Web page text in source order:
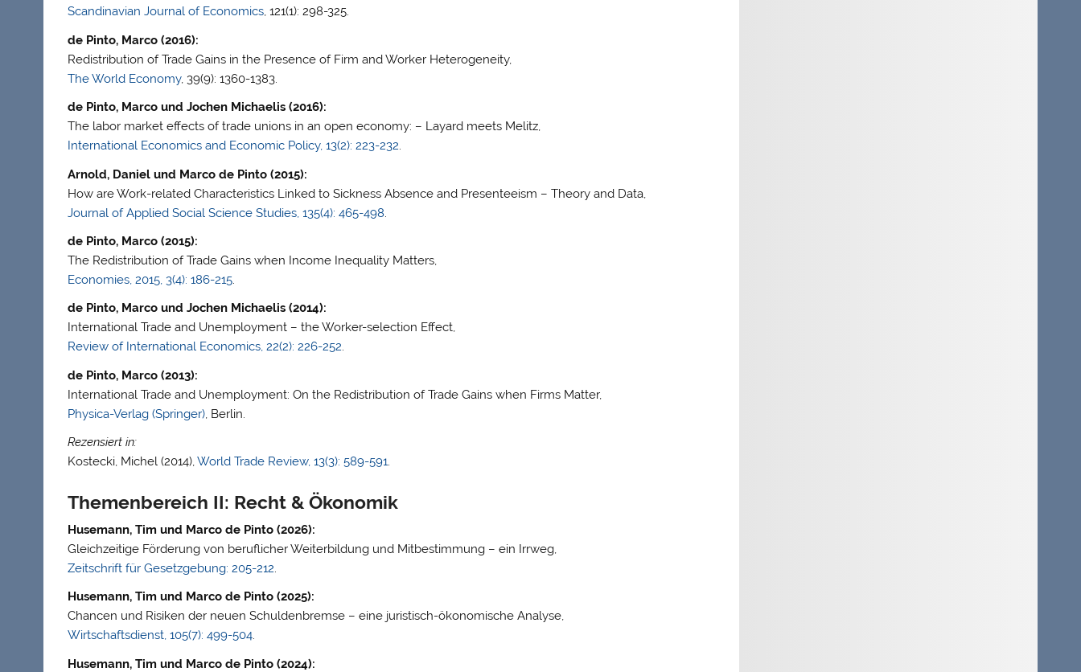
Scandinavian Journal of Economics, 121(1): 298-325.
de Pinto, Marco (2016):
Redistribution of Trade Gains in the Presence of Firm and Worker Heterogeneity,
The World Economy, 39(9): 1360-1383.
de Pinto, Marco und Jochen Michaelis (2016):
The labor market effects of trade unions in an open economy: – Layard meets Melitz,
International Economics and Economic Policy, 13(2): 223-232.
Arnold, Daniel und Marco de Pinto (2015):
How are Work-related Characteristics Linked to Sickness Absence and Presenteeism – Theory and Data,
Journal of Applied Social Science Studies, 135(4): 465-498.
de Pinto, Marco (2015):
The Redistribution of Trade Gains when Income Inequality Matters,
Economies, 2015, 3(4): 186-215.
de Pinto, Marco und Jochen Michaelis (2014):
International Trade and Unemployment – the Worker-selection Effect,
Review of International Economics, 22(2): 226-252.
de Pinto, Marco (2013):
International Trade and Unemployment: On the Redistribution of Trade Gains when Firms Matter,
Physica-Verlag (Springer), Berlin.
Rezensiert in:
Kostecki, Michel (2014),World Trade Review, 13(3): 589-591.
Themenbereich II: Recht & Ökonomik
Husemann, Tim und Marco de Pinto (2026):
Gleichzeitige Förderung von beruflicher Weiterbildung und Mitbestimmung – ein Irrweg,
Zeitschrift für Gesetzgebung: 205-212.
Husemann, Tim und Marco de Pinto (2025):
Chancen und Risiken der neuen Schuldenbremse – eine juristisch-ökonomische Analyse,
Wirtschaftsdienst, 105(7): 499-504.
Husemann, Tim und Marco de Pinto (2024):